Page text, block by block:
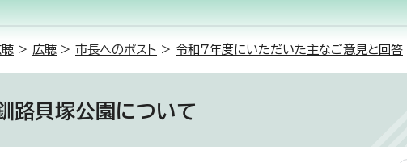
聴 > 広聴 > 市長へのポスト > 令和7年度にいただいた主なご意見と回答
路貝塚公園について